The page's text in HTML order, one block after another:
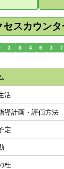
セスカウンタ
3 8 4 6 3 7
活
導計画・評価方法
定
杜